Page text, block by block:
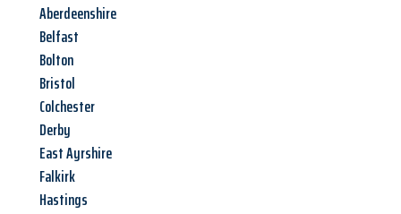
Aberdeenshire
Belfast
Bolton
Bristol
Colchester
Derby
East Ayrshire
Falkirk
Hastings